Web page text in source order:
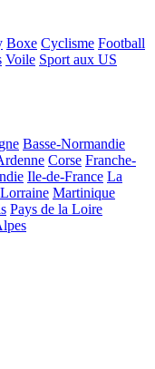
Boxe Cyclisme Football
Voile Sport aux US
Basse-Normandie
Corse Franche-
Ile-de-France La
Lorraine Martinique
Pays de la Loire